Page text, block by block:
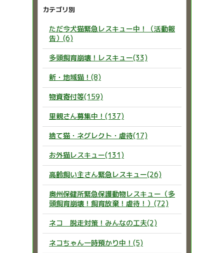
カテゴリ別
ただ今犬猫緊急レスキュー中！（活動報
告）(6)
多頭飼育崩壊！レスキュー(33)
新・地域猫！(8)
物資寄付等(159)
里親さん募集中！(137)
捨て猫・ネグレクト・虐待(17)
お外猫レスキュー(131)
高齢飼い主さん緊急レスキュー(26)
奥州保健所緊急保護動物レスキュー（多
頭飼育崩壊！飼育放棄！虐待！）(72)
ネコ 脱走対策！みんなの工夫(2)
ネコちゃん一時預かり中！(5)